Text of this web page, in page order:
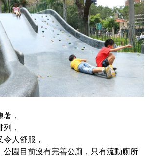
，
，
人舒服，
公園目前沒有完善公廁，只有流動廁所